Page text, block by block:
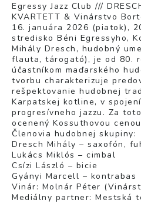
Egressy Jazz Club ///
KVARTETT & Vinárstvo
16. januára 2026 (piatok),
stredisko Béni Egressyho,
Mihály Dresch, hudobný
flauta, tárogató), je od 80.
účastníkom maďarského
tvorbu charakterizuje
rešpektovanie hudobnej
Karpatskej kotline, v
progresívneho jazzu. Za
ocenený Kossuthovou
Členovia hudobnej skupiny:
Dresch Mihály – saxofón,
Lukács Miklós – cimbal
Csízi László – bicie
Gyányi Marcell – kontrabas
Vinár: Molnár Péter
Mediálny partner: Mestská